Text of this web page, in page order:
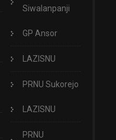
Siwalanpanji
GP Ansor
LAZISNU
PRNU Sukorejo
LAZISNU
PRNU